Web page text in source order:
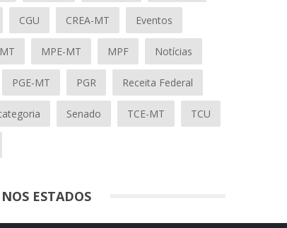
CGU CREA-MT Eventos
MPE-MT MPF Notícias
PGE-MT PGR Receita Federal
Senado TCE-MT TCU
ESTADOS